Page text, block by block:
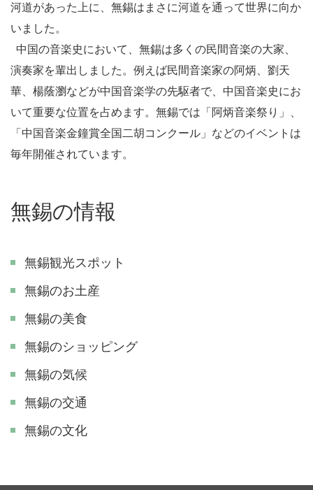
河道があった上に、無錫はまさに河道を通って世界に向か
いました。
中国の音楽史において、無錫は多くの民間音楽の大家、
演奏家を輩出しました。例えば民間音楽家の阿炳、劉天
華、楊蔭瀏などが中国音楽学の先駆者で、中国音楽史にお
いて重要な位置を占めます。無錫では「阿炳音楽祭り」、
「中国音楽金鐘賞全国二胡コンクール」などのイベントは
毎年開催されています。
無錫の情報
無錫観光スポット
無錫のお土産
無錫の美食
無錫のショッピング
無錫の気候
無錫の交通
無錫の文化